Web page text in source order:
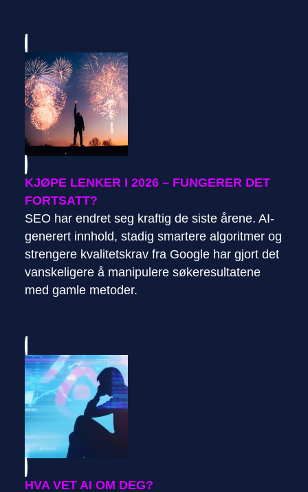
KJØPE LENKER I 2026 – FUNGERER DET
FORTSATT?
SEO har endret seg kraftig de siste årene. AI-
generert innhold, stadig smartere algoritmer og
strengere kvalitetskrav fra Google har gjort det
vanskeligere å manipulere søkeresultatene
med gamle metoder.
HVA VET AI OM DEG?